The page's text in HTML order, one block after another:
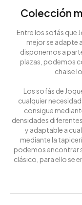
Colección
Entre los sofás que
mejor se adapte
disponemos a
plazas, podemos
chaise
Los sofás de
cualquier
consigue
densidades
y adaptable a
mediante la
podemos encontrar
clásico, para ello se